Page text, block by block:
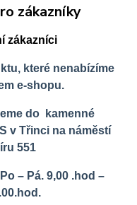
zákazníky
zákazníci
které nenabízíme
e-shopu.
do kamenné
v Třinci na náměstí
551
– Pá. 9,00 .hod –